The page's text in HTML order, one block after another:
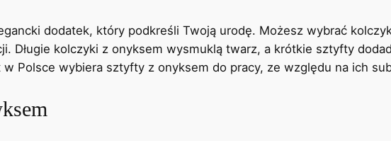
dodatek, który podkreśli Twoją urodę. Możesz wybrać
Długie kolczyki z onyksem wysmuklą twarz, a krótkie sztyfty
Polsce wybiera sztyfty z onyksem do pracy, ze względu na ich